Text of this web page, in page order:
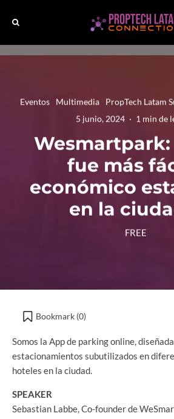
Eventos Multimedia PropTech Latam
5 junio, 2024 · 1 min de
Wesmartpark:
fue más
económico
en la
FREE
Bookmark (0)
Somos la App de parking online,
estacionamientos subutilizados en
hoteles en la ciudad.
SPEAKER
Sebastian Labbe, Co-founder de